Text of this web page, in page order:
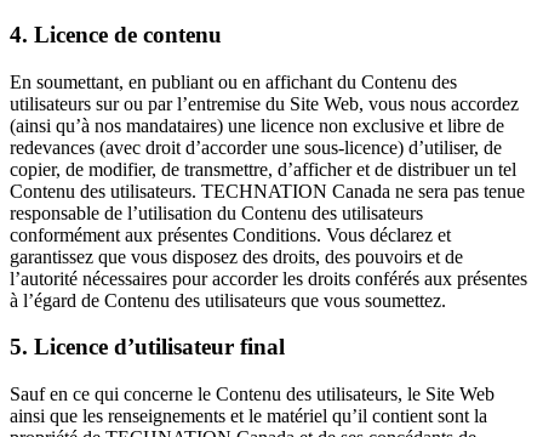
4. Licence de contenu
En soumettant, en publiant ou en affichant du Contenu des
utilisateurs sur ou par l’entremise du Site Web, vous nous accordez
(ainsi qu’à nos mandataires) une licence non exclusive et libre de
redevances (avec droit d’accorder une sous-licence) d’utiliser, de
copier, de modifier, de transmettre, d’afficher et de distribuer un tel
Contenu des utilisateurs. TECHNATION Canada ne sera pas tenue
responsable de l’utilisation du Contenu des utilisateurs
conformément aux présentes Conditions. Vous déclarez et
garantissez que vous disposez des droits, des pouvoirs et de
l’autorité nécessaires pour accorder les droits conférés aux présentes
à l’égard de Contenu des utilisateurs que vous soumettez.
5. Licence d’utilisateur final
Sauf en ce qui concerne le Contenu des utilisateurs, le Site Web
ainsi que les renseignements et le matériel qu’il contient sont la